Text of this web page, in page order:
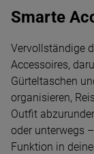
Smarte
Vervollständige
Accessoires,
Gürteltaschen
organisieren,
Outfit
oder unterwegs
Funktion in